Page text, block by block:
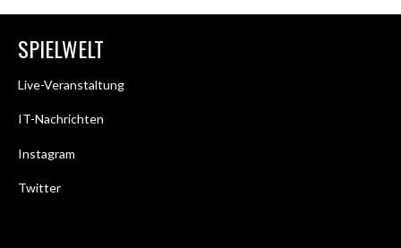
SPIELWELT
Live-Veranstaltung
IT-Nachrichten
Instagram
Twitter